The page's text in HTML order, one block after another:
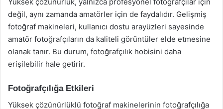
değil, aynı zamanda amatörler için de faydalıdır. Gelişmiş
fotoğraf makineleri, kullanıcı dostu arayüzleri sayesinde
amatör fotoğrafçıların da kaliteli görüntüler elde etmesine
olanak tanır. Bu durum, fotoğrafçılık hobisini daha
erişilebilir hale getirir.
Fotoğrafçılığa Etkileri
Yüksek çözünürlüklü fotoğraf makinelerinin fotoğrafçılığa